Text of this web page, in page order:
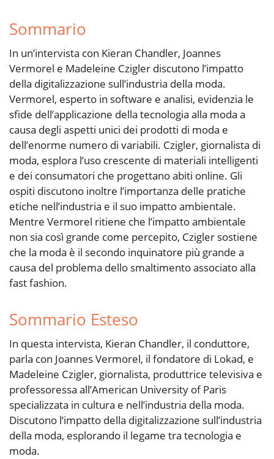
Sommario
In un’intervista con Kieran Chandler, Joannes
Vermorel e Madeleine Czigler discutono l’impatto
della digitalizzazione sull’industria della moda.
Vermorel, esperto in software e analisi, evidenzia le
sfide dell’applicazione della tecnologia alla moda a
causa degli aspetti unici dei prodotti di moda e
dell’enorme numero di variabili. Czigler, giornalista di
moda, esplora l’uso crescente di materiali intelligenti
e dei consumatori che progettano abiti online. Gli
ospiti discutono inoltre l’importanza delle pratiche
etiche nell’industria e il suo impatto ambientale.
Mentre Vermorel ritiene che l’impatto ambientale
non sia così grande come percepito, Czigler sostiene
che la moda è il secondo inquinatore più grande a
causa del problema dello smaltimento associato alla
fast fashion.
Sommario Esteso
In questa intervista, Kieran Chandler, il conduttore,
parla con Joannes Vermorel, il fondatore di Lokad, e
Madeleine Czigler, giornalista, produttrice televisiva e
professoressa all’American University of Paris
specializzata in cultura e nell’industria della moda.
Discutono l’impatto della digitalizzazione sull’industria
della moda, esplorando il legame tra tecnologia e
moda.